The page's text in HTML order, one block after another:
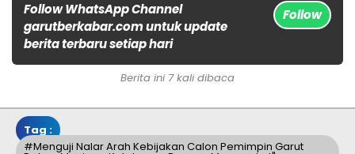
Follow WhatsApp Channel
garutberkabar.com untuk update
berita terbaru setiap hari
Follow
Berita ini 7 kali dibaca
Tag :
#Menguji Nalar Arah Kebijakan Calon Pemimpin Garut